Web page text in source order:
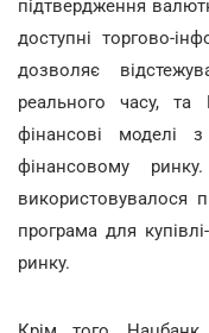
підтвердження
доступні торгово-
дозволяє
реального часу,
фінансові моделі
фінансовому
використовувалося
програма для
ринку.